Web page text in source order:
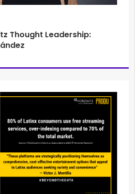
Thought Leadership: